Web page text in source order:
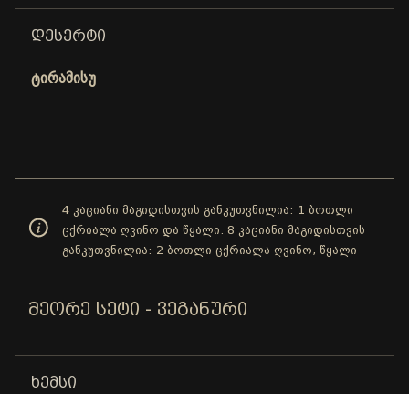
ᲓᲔᲡᲔᲠᲢᲘ
ტირამისუ
4 კაციანი მაგიდისთვის განკუთვნილია: 1 ბოთლი
ცქრიალა ღვინო და წყალი. 8 კაციანი მაგიდისთვის
განკუთვნილია: 2 ბოთლი ცქრიალა ღვინო, წყალი
ᲛᲔᲝᲠᲔ ᲡᲔᲢᲘ - ᲕᲔᲒᲐᲜᲣᲠᲘ
ᲮᲔᲛᲡᲘ